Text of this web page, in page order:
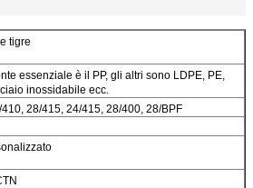
tigre
essenziale è il PP, gli altri sono LDPE, PE,
inossidabile ecc.
28/415, 24/415, 28/400, 28/BPF